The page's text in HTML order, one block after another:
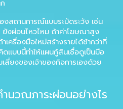
สถานการณ์แบบระมัดระวัง เช่น
ยังผ่อนไหวไหม ถ้าค่าโฆษณาสูง
ครื่องมือใหม่สร้างรายได้ช้ากว่าที่
ดแบบนี้ทำให้แผนกู้สินเชื่อดูเป็นมือ
สี่ยงของเจ้าของกิจการเองด้วย
นวณภาระผ่อนอย่างไร